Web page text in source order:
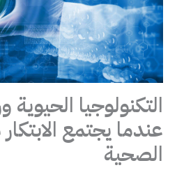
التكنولوجيا الحيوية
عندما يجتمع
الصحية